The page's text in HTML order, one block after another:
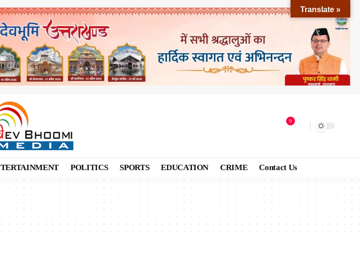
9
POLITICS SPORTS EDUCATION CRIME Contact Us
Translate »